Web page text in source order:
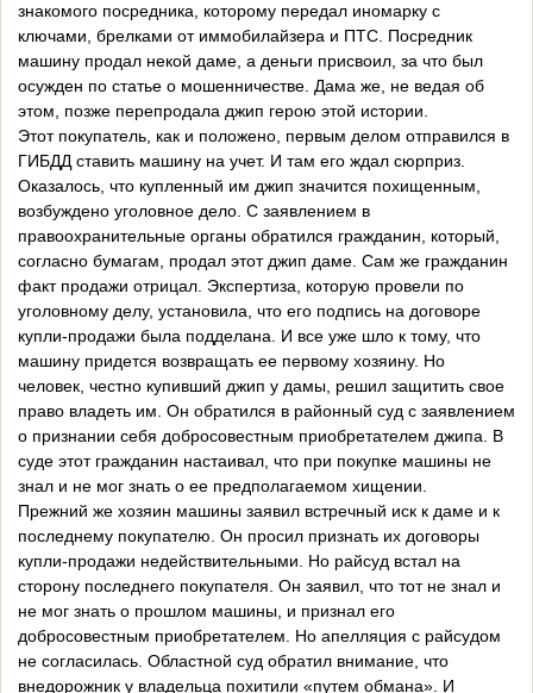
знакомого посредника, которому передал иномарку с
ключами, брелками от иммобилайзера и ПТС. Посредник
машину продал некой даме, а деньги присвоил, за что был
осужден по статье о мошенничестве. Дама же, не ведая об
этом, позже перепродала джип герою этой истории.
Этот покупатель, как и положено, первым делом отправился в
ГИБДД ставить машину на учет. И там его ждал сюрприз.
Оказалось, что купленный им джип значится похищенным,
возбуждено уголовное дело. С заявлением в
правоохранительные органы обратился гражданин, который,
согласно бумагам, продал этот джип даме. Сам же гражданин
факт продажи отрицал. Экспертиза, которую провели по
уголовному делу, установила, что его подпись на договоре
купли-продажи была подделана. И все уже шло к тому, что
машину придется возвращать ее первому хозяину. Но
человек, честно купивший джип у дамы, решил защитить свое
право владеть им. Он обратился в районный суд с заявлением
о признании себя добросовестным приобретателем джипа. В
суде этот гражданин настаивал, что при покупке машины не
знал и не мог знать о ее предполагаемом хищении.
Прежний же хозяин машины заявил встречный иск к даме и к
последнему покупателю. Он просил признать их договоры
купли-продажи недействительными. Но райсуд встал на
сторону последнего покупателя. Он заявил, что тот не знал и
не мог знать о прошлом машины, и признал его
добросовестным приобретателем. Но апелляция с райсудом
не согласилась. Областной суд обратил внимание, что
внедорожник у владельца похитили «путем обмана». И